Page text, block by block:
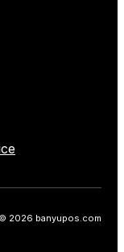
© 2026 banyupos.com